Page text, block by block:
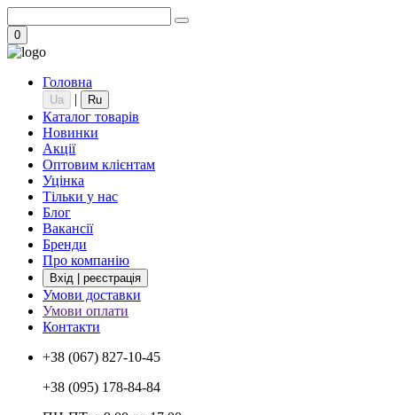
0
Головна
Ua | Ru
Каталог товарів
Новинки
Акції
Оптовим клієнтам
Уцінка
Тільки у нас
Блог
Вакансії
Бренди
Про компанію
Вхід | реєстрація
Умови доставки
Умови оплати
Контакти
+38 (067) 827-10-45
+38 (095) 178-84-84